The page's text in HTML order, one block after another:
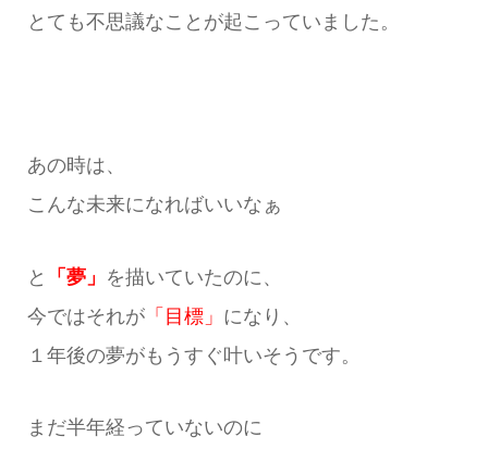
とても不思議なことが起こっていました。
あの時は、
こんな未来になればいいなぁ
と 「夢」 を描いていたのに、
今ではそれが「目標」 になり、
１年後の夢がもうすぐ叶いそうです。
まだ半年経っていないのに